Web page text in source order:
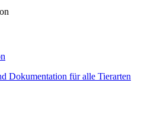
Dokumentation für alle Tierarten